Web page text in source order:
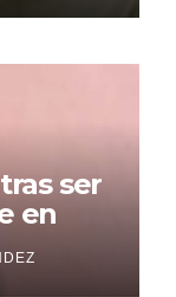
ser
en